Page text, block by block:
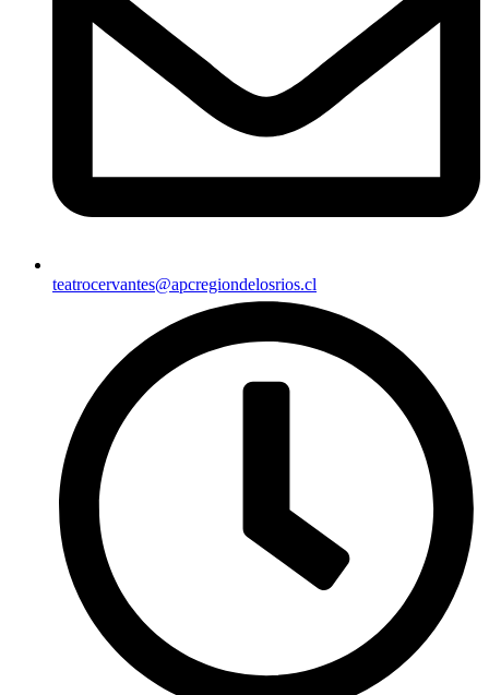
teatrocervantes@apcregiondelosrios.cl